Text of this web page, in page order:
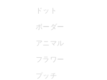
ドット
ボーダー
アニマル
フラワー
プッチ